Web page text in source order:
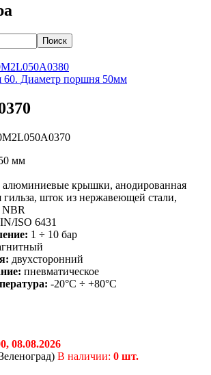
60. Диаметр поршня 50мм
мм
алюминиевые крышки, анодированная
шток из нержавеющей стали,
NBR
ISO 6431
1 ÷ 10 бар
двухсторонний
пневматическое
-20°C ÷ +80°C
08.08.2026
В наличии: 0 шт.